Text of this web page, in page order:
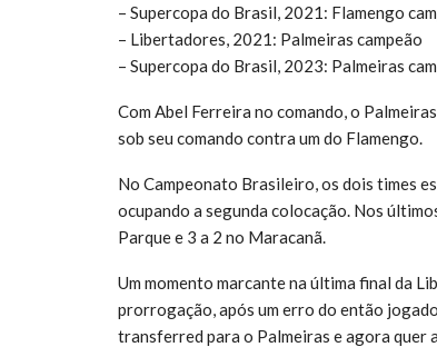
– Supercopa do Brasil, 2021: Flamengo
– Libertadores, 2021: Palmeiras campeão
– Supercopa do Brasil, 2023: Palmeiras
Com Abel Ferreira no comando, o
sob seu comando contra um do Flamengo.
No Campeonato Brasileiro, os dois times
ocupando a segunda colocação. Nos
Parque e 3 a 2 no Maracanã.
Um momento marcante na última final da
prorrogação, após um erro do então
transferred para o Palmeiras e agora quer